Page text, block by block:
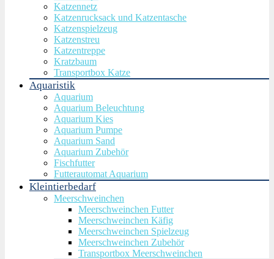
Katzennetz
Katzenrucksack und Katzentasche
Katzenspielzeug
Katzenstreu
Katzentreppe
Kratzbaum
Transportbox Katze
Aquaristik
Aquarium
Aquarium Beleuchtung
Aquarium Kies
Aquarium Pumpe
Aquarium Sand
Aquarium Zubehör
Fischfutter
Futterautomat Aquarium
Kleintierbedarf
Meerschweinchen
Meerschweinchen Futter
Meerschweinchen Käfig
Meerschweinchen Spielzeug
Meerschweinchen Zubehör
Transportbox Meerschweinchen